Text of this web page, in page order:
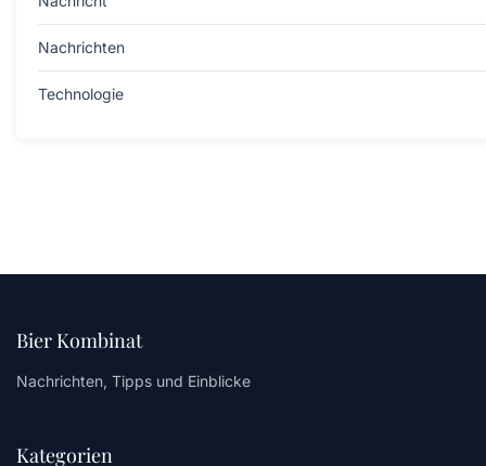
Nachrichten
Technologie
Bier Kombinat
Nachrichten, Tipps und Einblicke
Kategorien